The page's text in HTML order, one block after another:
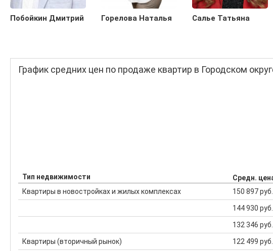
Побойкин Дмитрий Горелова Наталья Салье Татьяна
График средних цен по продаже квартир в Городском
Тип недвижимости Средн.
Квартиры в новостройках и жилых комплексах
150 897 руб.
144 930 руб.
132 346 руб.
Квартиры (вторичный рынок) 122 499 руб.